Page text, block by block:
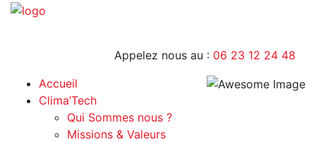
Appelez nous au : 06 23 12 24 48
Accueil
Clima’Tech
Qui Sommes nous ?
Missions & Valeurs